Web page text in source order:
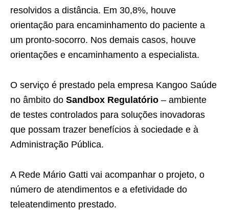
resolvidos a distância. Em 30,8%, houve
orientação para encaminhamento do paciente a
um pronto-socorro. Nos demais casos, houve
orientações e encaminhamento a especialista.
O serviço é prestado pela empresa Kangoo Saúde
no âmbito do Sandbox Regulatório – ambiente
de testes controlados para soluções inovadoras
que possam trazer benefícios à sociedade e à
Administração Pública.
A Rede Mário Gatti vai acompanhar o projeto, o
número de atendimentos e a efetividade do
teleatendimento prestado.